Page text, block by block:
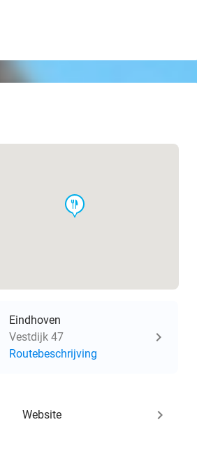
food
Eindhoven
Vestdijk 47
Routebeschrijving
Website keyboard_arrow_right